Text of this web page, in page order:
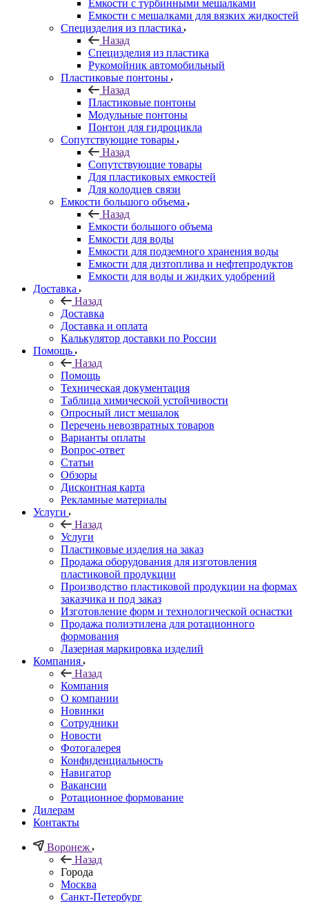
Емкости с турбинными мешалками
Емкости с мешалками для вязких жидкостей
Специзделия из пластика
Назад
Специзделия из пластика
Рукомойник автомобильный
Пластиковые понтоны
Назад
Пластиковые понтоны
Модульные понтоны
Понтон для гидроцикла
Сопутствующие товары
Назад
Сопутствующие товары
Для пластиковых емкостей
Для колодцев связи
Емкости большого объема
Назад
Емкости большого объема
Емкости для воды
Емкости для подземного хранения воды
Емкости для дизтоплива и нефтепродуктов
Емкости для воды и жидких удобрений
Доставка
Назад
Доставка
Доставка и оплата
Калькулятор доставки по России
Помощь
Назад
Помощь
Техническая документация
Таблица химической устойчивости
Опросный лист мешалок
Перечень невозвратных товаров
Варианты оплаты
Вопрос-ответ
Статьи
Обзоры
Дисконтная карта
Рекламные материалы
Услуги
Назад
Услуги
Пластиковые изделия на заказ
Продажа оборудования для изготовления
пластиковой продукции
Производство пластиковой продукции на формах
заказчика и под заказ
Изготовление форм и технологической оснастки
Продажа полиэтилена для ротационного
формования
Лазерная маркировка изделий
Компания
Назад
Компания
О компании
Новинки
Сотрудники
Новости
Фотогалерея
Конфиденциальность
Навигатор
Вакансии
Ротационное формование
Дилерам
Контакты
Воронеж
Назад
Города
Москва
Санкт-Петербург